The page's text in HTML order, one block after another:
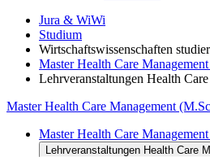
Jura & WiWi
Studium
Wirtschaftswissenschaften
Master Health Care
Lehrveranstaltungen Health
Master Health Care Management
Master Health Care
Lehrveranstaltungen Health Care